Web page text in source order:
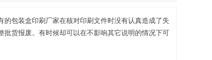
包装盒印刷厂家在核对印刷文件时没有认真造成了失
货报废。有时候却可以在不影响其它说明的情况下可